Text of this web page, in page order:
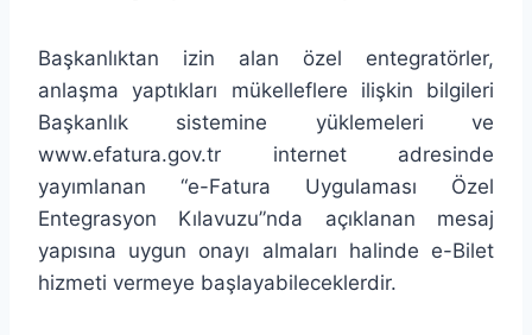
Başkanlıktan izin alan özel entegratörler,
anlaşma yaptıkları mükelleflere ilişkin bilgileri
Başkanlık sistemine yüklemeleri ve
www.efatura.gov.tr internet adresinde
yayımlanan “e-Fatura Uygulaması Özel
Entegrasyon Kılavuzu”nda açıklanan mesaj
yapısına uygun onayı almaları halinde e-Bilet
hizmeti vermeye başlayabileceklerdir.